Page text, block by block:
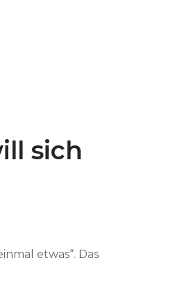
sich
etwas“. Das